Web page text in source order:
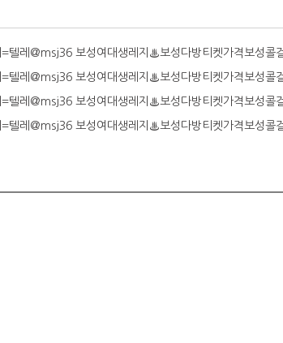
=텔레@msj36 보성여대생레지♨보성다방티켓가격보성콜
=텔레@msj36 보성여대생레지♨보성다방티켓가격보성콜
=텔레@msj36 보성여대생레지♨보성다방티켓가격보성콜
=텔레@msj36 보성여대생레지♨보성다방티켓가격보성콜